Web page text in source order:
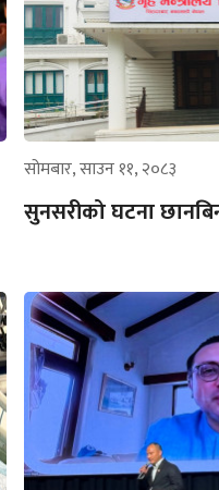
सोमबार, साउन ११, २०८३
सुनसरीको घटना